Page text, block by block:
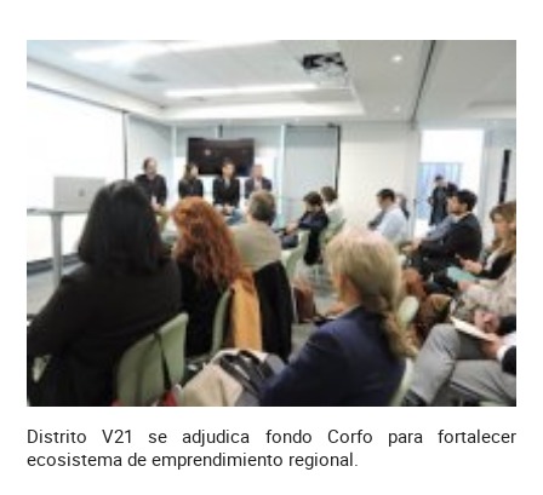
Distrito V21 se adjudica fondo Corfo para fortalecer
ecosistema de emprendimiento regional.